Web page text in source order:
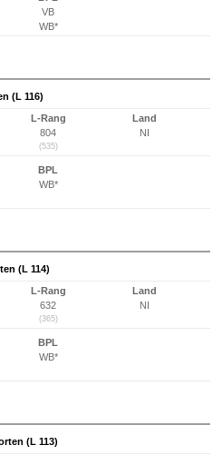
VB
WB*
(L 116)
L-Rang
804
(535)
Land
NI
BPL
WB*
(L 114)
L-Rang
632
(365)
Land
NI
BPL
WB*
(L 113)